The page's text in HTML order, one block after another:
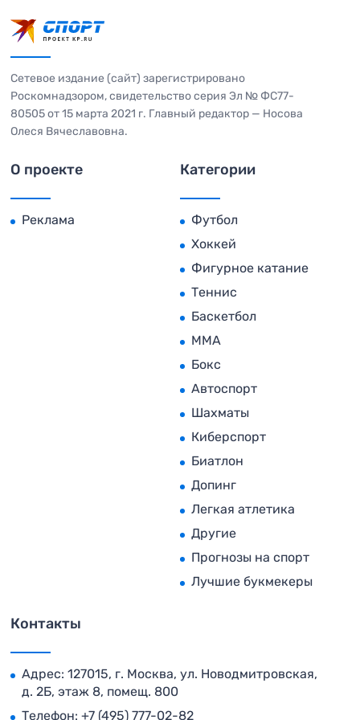
Сетевое издание (сайт) зарегистрировано
Роскомнадзором, свидетельство серия Эл № ФС77-
80505 от 15 марта 2021 г. Главный редактор — Носова
Олеся Вячеславовна.
О проекте
Реклама
Категории
Футбол
Хоккей
Фигурное катание
Теннис
Баскетбол
MMA
Бокс
Автоспорт
Шахматы
Киберспорт
Биатлон
Допинг
Легкая атлетика
Другие
Прогнозы на спорт
Лучшие букмекеры
Контакты
Адрес: 127015, г. Москва, ул. Новодмитровская,
д. 2Б, этаж 8, помещ. 800
Телефон: +7 (495) 777-02-82